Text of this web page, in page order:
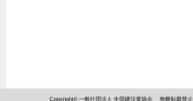
Copyright© 一般社団法人 全国建設業協会 無断転載禁止